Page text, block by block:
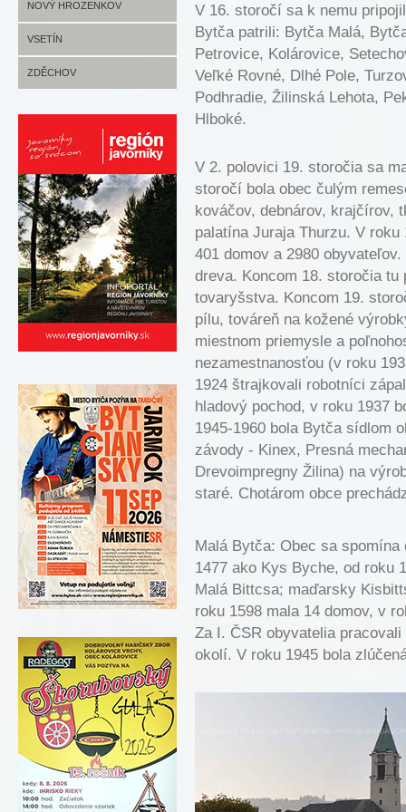
HUSLENKY FOTO
JANOVÁ INFO
JANOVÁ FOTO
NOVÝ HROZENKOV
NOVÝ HROZENKOV INFO
NOVÝ HROZENKOV FOTO
VSETÍN
VSETÍN INFO
ZDĚCHOV
ZDĚCHOV FOTO
V 16. storočí sa k nemu
Bytča patrili: Bytča Malá,
Petrovice, Kolárovice,
Veľké Rovné, Dlhé Pole,
Podhradie, Žilinská Lehota,
Hlboké.
V 2. polovici 19. storočia sa
storočí bola obec čulým
kováčov, debnárov, krajčírov,
palatína Juraja Thurzu. V roku
401 domov a 2980
dreva. Koncom 18. storočia tu
tovaryšstva. Koncom 19.
pílu, továreň na kožené
miestnom priemysle a
nezamestnanosťou (v roku
1924 štrajkovali robotníci
hladový pochod, v roku 1937
1945-1960 bola Bytča sídlom
závody - Kinex, Presná
Drevoimpregny Žilina) na
staré. Chotárom obce
Malá Bytča: Obec sa
1477 ako Kys Byche, od roku
Malá Bittcsa; maďarsky
roku 1598 mala 14 domov, v
Za I. ČSR obyvatelia
okolí. V roku 1945 bola